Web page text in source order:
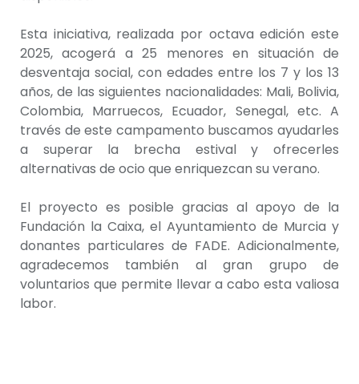
Esta iniciativa, realizada por octava edición este
2025, acogerá a 25 menores en situación de
desventaja social, con edades entre los 7 y los 13
años, de las siguientes nacionalidades: Mali, Bolivia,
Colombia, Marruecos, Ecuador, Senegal, etc. A
través de este campamento buscamos ayudarles
a superar la brecha estival y ofrecerles
alternativas de ocio que enriquezcan su verano.
El proyecto es posible gracias al apoyo de la
Fundación la Caixa, el Ayuntamiento de Murcia y
donantes particulares de FADE. Adicionalmente,
agradecemos también al gran grupo de
voluntarios que permite llevar a cabo esta valiosa
labor.